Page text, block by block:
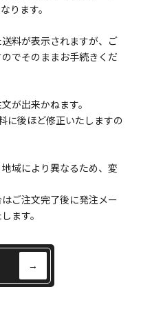
ります。
料が表示されますが、ご
でそのままお手続きくだ
が出来かねます。
に後ほど修正いたしますの
域により異なるため、変
ご注文完了後に発注メー
ます。
→